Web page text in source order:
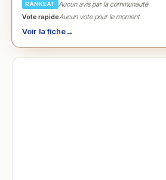
RANKEAT
Aucun avis par la communauté
Vote rapideAucun vote pour le moment
Voir la fiche→